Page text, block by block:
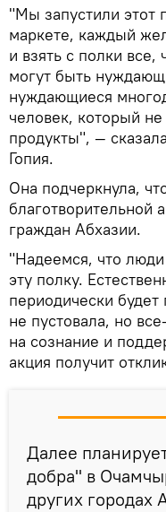
"Мы запустили этот
маркете, каждый
и взять с полки
могут быть
нуждающиеся
человек, который
продукты", —
Гопия.
Она подчеркнула,
благотворительной
граждан Абхазии.
"Надеемся, что люди
эту полку.
периодически
не пустовала, но
на сознание и
акция получит
Далее
добра" в
других городах